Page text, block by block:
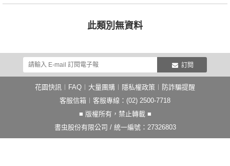
此類別無資料
訂閱
花園快訊 FAQ 大量團購 隱私權政策
防詐騙提醒
客服信箱 ︱客服專線：(02) 2500-7718
■ 版權所有，禁止轉載 ■
書虫股份有限公司 / 統一編號：27326803